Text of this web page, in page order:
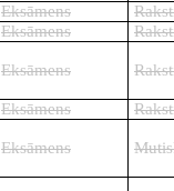
Eksāmens
Eksāmens
Eksāmens
Eksāmens
Eksāmens